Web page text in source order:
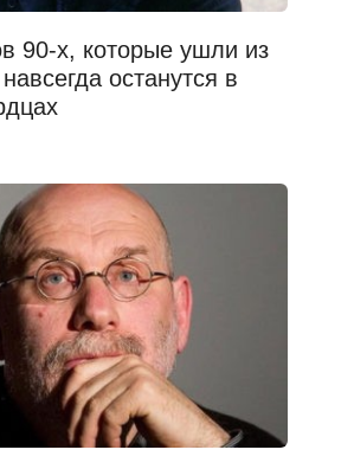
90-х, которые ушли из
останутся в